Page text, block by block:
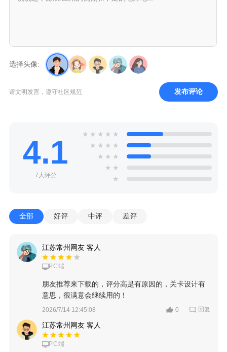
选择头像:
请文明发言，遵守社区规范 发布评论
4.1
7人评分
★ ★ ★ ★ ★
★ ★ ★ ★
★ ★ ★
★ ★
★
全部 好评 中评 差评
江苏常州网友 客人
PC端
朋友推荐来下载的，评分高是有原因的，关卡设计有
意思，很满意会继续用的！
2026/7/14 12:45:08 0 回复
江苏常州网友 客人
PC端